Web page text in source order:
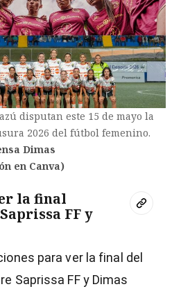
disputan este 15 de mayo la
2026 del fútbol femenino.
Dimas
en Canva)
la final
FF y
para ver la final del
Saprissa FF y Dimas